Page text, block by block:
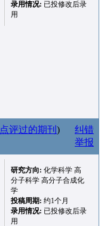
录用情况: 已投修改后录
用
评过的期刊 )
纠错
举报
研究方向: 化学科学 高
分子科学 高分子合成化
学
投稿周期: 约1个月
录用情况: 已投修改后录
用